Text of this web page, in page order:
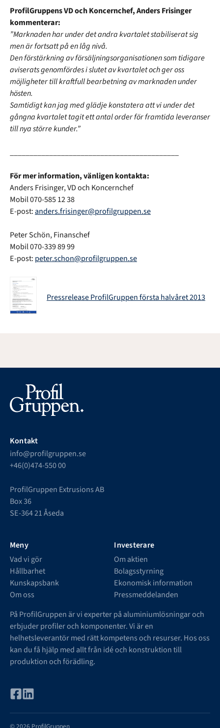
ProfilGruppens VD och Koncernchef, Anders Frisinger
kommenterar:
”Marknaden har under det andra kvartalet stabiliserat sig
men är fortsatt på en låg nivå.
Den förstärkning av försäljningsorganisationen som tidigare
aviserats genomfördes i slutet av kvartalet och ger oss
möjligheter till kraftfull bearbetning av marknaden under
hösten.
Samtidigt kan jag med glädje konstatera att vi under det
gångna kvartalet tagit ett antal order för framtida leveranser
till nya större kunder.”
För mer information, vänligen kontakta:
Anders Frisinger, VD och Koncernchef
Mobil 070-585 12 38
E-post:anders.frisinger@profilgruppen.se
Peter Schön, Finanschef
Mobil 070-339 89 99
E-post: peter.schon@profilgruppen.se
Pressrelease ProfilGruppen första halvåret 2013
Kontakt
info@profilgruppen.se
+46(0)474-550 00
ProfilGruppen Extrusions AB
Box 36
SE-364 21 Åseda
Meny
Vad vi gör
Hållbarhet
Kunskapsbank
Om oss
Investerare
Om aktien
Bolagsstyrning
Ekonomisk information
Pressmeddelanden
På ProfilGruppen är vi experter på aluminiumlösningar och
erbjuder profiler och komponenter. Vi är en
helhetsleverantör med rätt kompetens och resurser. Hos oss
kan du få hjälp med allt från idé och konstruktion till
produktion och förädling.